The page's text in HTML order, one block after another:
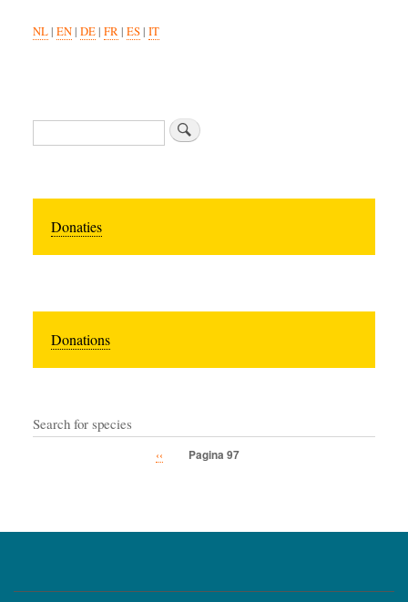
NL| EN| DE| FR| ES| IT
Zoeken
Donaties
Donations
Search for species
Vorige
‹‹ Pagina 97